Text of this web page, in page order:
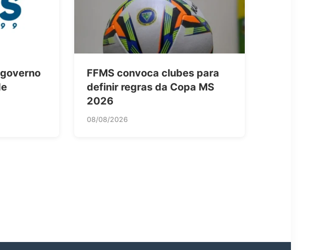
FFMS convoca clubes para
definir regras da Copa MS
2026
08/08/2026